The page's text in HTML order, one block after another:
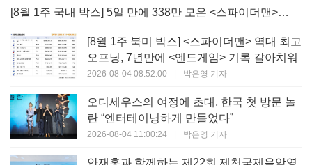
[8월 1주 국내 박스] 5일 만에 338만 모은 <스파이더맨> 극장가 235% 대반등, <호프>는 400만 돌파
[8월 1주 북미 박스] <스파이더맨> 역대 최고
오프닝, 7년만에 <엔드게임> 기록 갈아치워
2026-08-04 08:52:00 | 박은영 기자
오디세우스의 여정에 초대, 한국 첫 방문 놀
란 “엔터테이닝하게 만들었다”
2026-08-04 11:00:24 | 박은영 기자
안재홍과 함께하는 제22회 제천국제음악영